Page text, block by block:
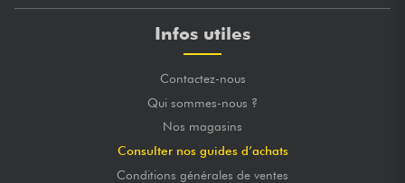
Infos utiles
Contactez-nous
Qui sommes-nous ?
Nos magasins
Consulter nos guides d’achats
Conditions générales de ventes